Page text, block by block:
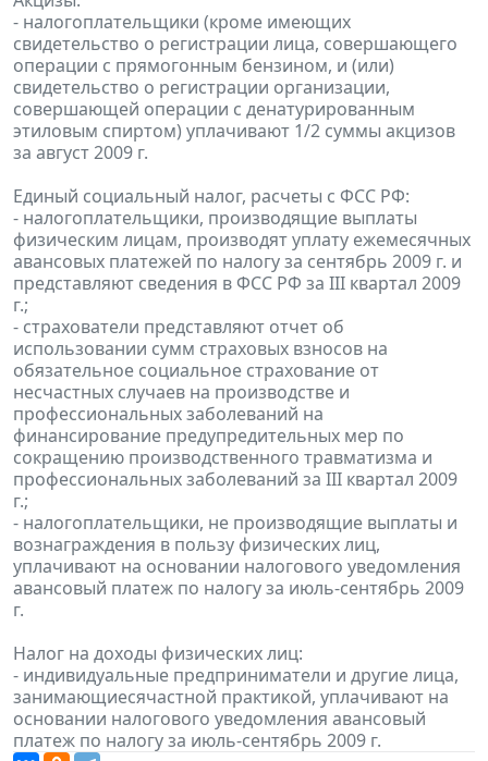
- налогоплательщики (кроме имеющих
свидетельство о регистрации лица, совершающего
операции с прямогонным бензином, и (или)
свидетельство о регистрации организации,
совершающей операции с денатурированным
этиловым спиртом) уплачивают 1/2 суммы акцизов
за август 2009 г.
Единый социальный налог, расчеты с ФСС РФ:
- налогоплательщики, производящие выплаты
физическим лицам, производят уплату ежемесячных
авансовых платежей по налогу за сентябрь 2009 г. и
представляют сведения в ФСС РФ за III квартал 2009
г.;
- страхователи представляют отчет об
использовании сумм страховых взносов на
обязательное социальное страхование от
несчастных случаев на производстве и
профессиональных заболеваний на
финансирование предупредительных мер по
сокращению производственного травматизма и
профессиональных заболеваний за III квартал 2009
г.;
- налогоплательщики, не производящие выплаты и
вознаграждения в пользу физических лиц,
уплачивают на основании налогового уведомления
авансовый платеж по налогу за июль-сентябрь 2009
г.
Налог на доходы физических лиц:
- индивидуальные предприниматели и другие лица,
занимающиесячастной практикой, уплачивают на
основании налогового уведомления авансовый
платеж по налогу за июль-сентябрь 2009 г.